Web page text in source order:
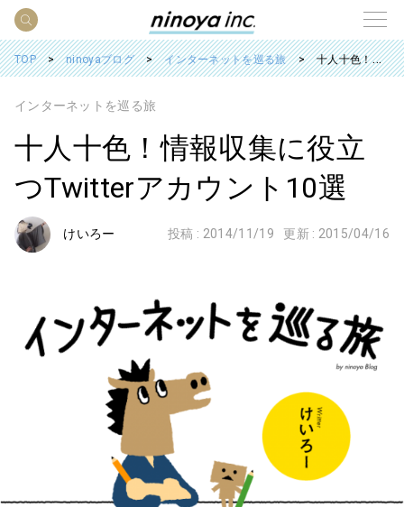
TOP ninoyaブログ インターネットを巡る旅 十人十色！情報収集に役立つTwitterアカウント10選
インターネットを巡る旅
十人十色！情報収集に役立
つTwitterアカウント10選
けいろー 投稿 : 2014/11/19 更新 : 2015/04/16